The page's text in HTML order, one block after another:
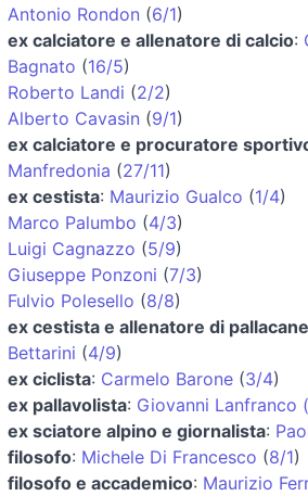
Antonio Rondon (6/1)
ex calciatore e allenatore di calcio:
Bagnato (16/5)
Roberto Landi (2/2)
Alberto Cavasin (9/1)
ex calciatore e procuratore
Manfredonia (27/11)
ex cestista: Maurizio Gualco (1/4)
Marco Palumbo (4/3)
Luigi Cagnazzo (5/9)
Giuseppe Ponzoni (7/3)
Fulvio Polesello (8/8)
ex cestista e allenatore di
Bettarini (4/9)
ex ciclista: Carmelo Barone (3/4)
ex pallavolista: Giovanni Lanfranco
ex sciatore alpino e giornalista:
filosofo: Michele Di Francesco (8/1)
filosofo e accademico: Maurizio